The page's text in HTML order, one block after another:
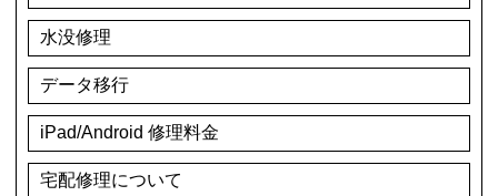
水没修理
データ移行
iPad/Android 修理料金
宅配修理について